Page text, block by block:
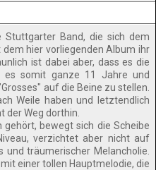
Stuttgarter Band, die sich dem
hier vorliegenden Album ihr
ist dabei aber, dass es die
somit ganze 11 Jahre und
auf die Beine zu stellen.
Weile haben und letztendlich
der Weg dorthin.
bewegt sich die Scheibe
verzichtet aber nicht auf
und träumerischer Melancholie.
einer tollen Hauptmelodie, die